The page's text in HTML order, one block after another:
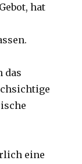
hat
das
eine